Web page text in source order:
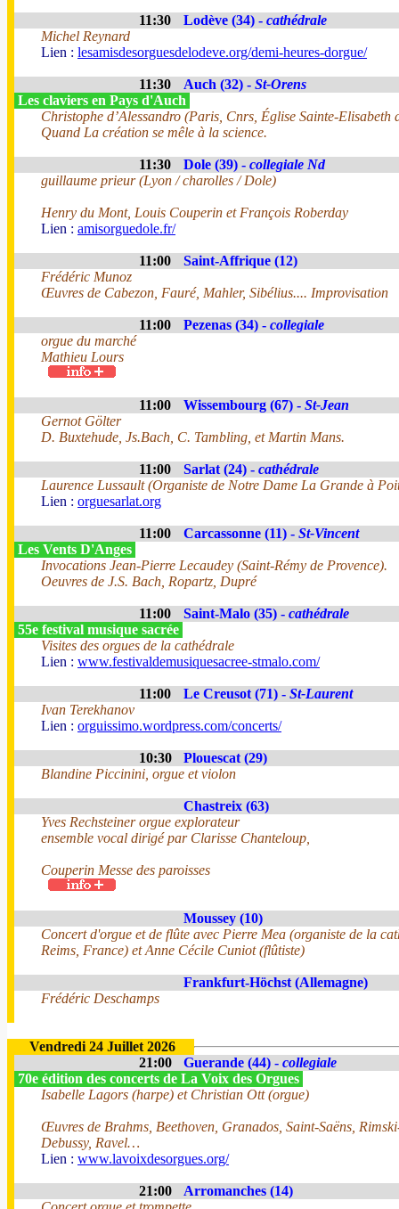
11:30 Lodève (34) - cathédrale
Michel Reynard
Lien : lesamisdesorguesdelodeve.org/demi-heures-dorgue/
11:30 Auch (32) - St-Orens
Les claviers en Pays d'Auch
Christophe d’Alessandro (Paris, Cnrs, Église Sainte-Elisabeth
Quand La création se mêle à la science.
11:30 Dole (39) - collegiale Nd
guillaume prieur (Lyon / charolles / Dole)
Henry du Mont, Louis Couperin et François Roberday
Lien : amisorguedole.fr/
11:00
Saint-Affrique (12)
Frédéric Munoz
Œuvres de Cabezon, Fauré, Mahler, Sibélius.... Improvisation
11:00 Pezenas (34) - collegiale
orgue du marché
Mathieu Lours
11:00 Wissembourg (67) - St-Jean
Gernot Gölter
D. Buxtehude, Js.Bach, C. Tambling, et Martin Mans.
11:00 Sarlat (24) - cathédrale
Laurence Lussault (Organiste de Notre Dame La Grande à
Lien : orguesarlat.org
11:00 Carcassonne (11) - St-Vincent
Les Vents D'Anges
Invocations Jean-Pierre Lecaudey (Saint-Rémy de Provence).
Oeuvres de J.S. Bach, Ropartz, Dupré
11:00 Saint-Malo (35) - cathédrale
55e festival musique sacrée
Visites des orgues de la cathédrale
Lien : www.festivaldemusiquesacree-stmalo.com/
11:00 Le Creusot (71) - St-Laurent
Ivan Terekhanov
Lien : orguissimo.wordpress.com/concerts/
10:30
Plouescat (29)
Blandine Piccinini, orgue et violon
Chastreix (63)
Yves Rechsteiner orgue explorateur
ensemble vocal dirigé par Clarisse Chanteloup,
Couperin Messe des paroisses
Moussey (10)
Concert d'orgue et de flûte avec Pierre Mea (organiste de la
Reims, France) et Anne Cécile Cuniot (flûtiste)
Frankfurt-Höchst (Allemagne)
Frédéric Deschamps
Vendredi 24 Juillet 2026
21:00
Guerande (44) - collegiale
70e édition des concerts de La Voix des Orgues
Isabelle Lagors (harpe) et Christian Ott (orgue)
Œuvres de Brahms, Beethoven, Granados, Saint-Saëns,
Debussy, Ravel…
Lien : www.lavoixdesorgues.org/
21:00
Arromanches (14)